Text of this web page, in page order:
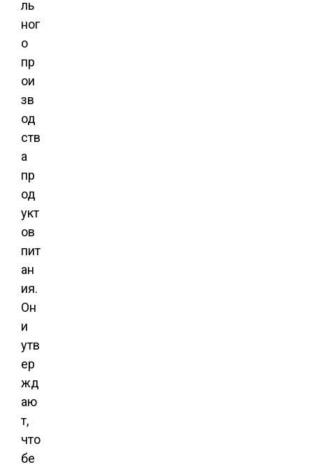
ль
ног
о
пр
ои
зв
од
ств
а
пр
од
укт
ов
пит
ан
ия.
Он
и
утв
ер
жд
аю
т,
что
бе